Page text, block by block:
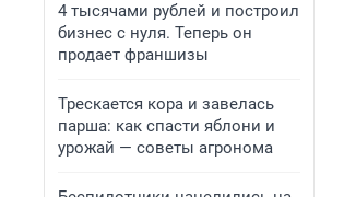
4 тысячами рублей и построил
бизнес с нуля. Теперь он
продает франшизы
Трескается кора и завелась
парша: как спасти яблони и
урожай — советы агронома